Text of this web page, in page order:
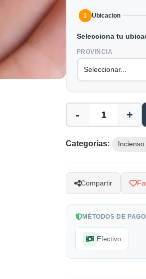
1 Ubicacion
Selecciona tu
PROVINCIA
- +
Categorías:
Compartir
MÉTODOS DE
Efectivo